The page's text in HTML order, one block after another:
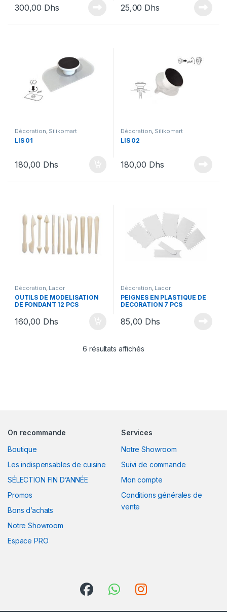
300,00 Dhs 25,00 Dhs
Décoration, Silikomart
LIS 01
180,00 Dhs
Décoration, Silikomart
LIS 02
180,00 Dhs
Décoration, Lacor
OUTILS DE MODELISATION
DE FONDANT 12 PCS
160,00 Dhs
Décoration, Lacor
PEIGNES EN PLASTIQUE DE
DECORATION 7 PCS
85,00 Dhs
6 résultats affichés
On recommande
Boutique
Les indispensables de cuisine
SÉLECTION FIN D’ANNÉE
Promos
Bons d’achats
Notre Showroom
Espace PRO
Services
Notre Showroom
Suivi de commande
Mon compte
Conditions générales de
vente